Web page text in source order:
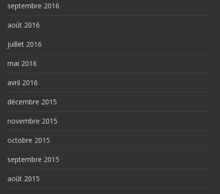
septembre 2016
août 2016
juillet 2016
mai 2016
avril 2016
décembre 2015
novembre 2015
octobre 2015
septembre 2015
août 2015